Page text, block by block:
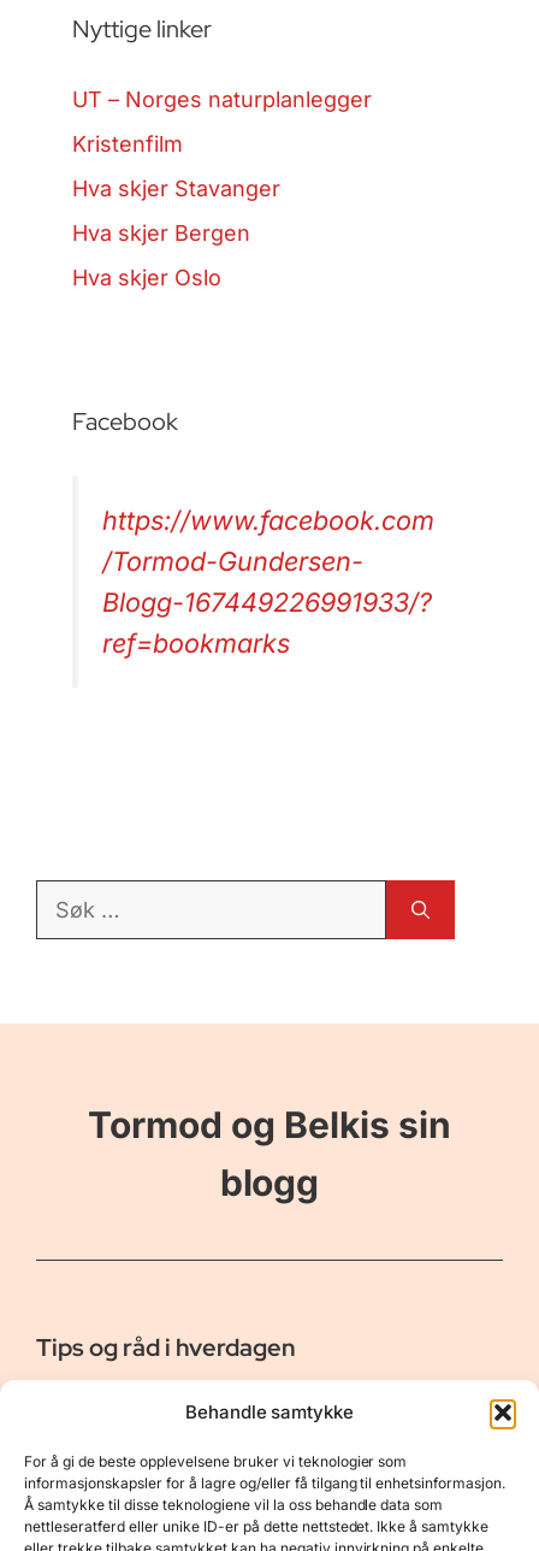
Behandle samtykke
For å gi de beste opplevelsene bruker vi teknologier som
informasjonskapsler for å lagre og/eller få tilgang til enhetsinformasjon.
Å samtykke til disse teknologiene vil la oss behandle data som
nettleseratferd eller unike ID-er på dette nettstedet. Ikke å samtykke
Nyttige linker
UT – Norges naturplanlegger
Kristenfilm
Hva skjer Stavanger
Hva skjer Bergen
Hva skjer Oslo
Facebook
https://www.facebook.com
/Tormod-Gundersen-
Blogg-167449226991933/?
ref=bookmarks
Søk
Tormod og Belkis sin
blogg
Tips og råd i hverdagen
Er vår bloggside hvor vi ønsker å dele våre opplevelser og
gi deg råd og tips innen reiser, hotell - og restauranter,
naturopplevelser, personlig pleie, data, film og bøker m.m.
Nyttige Linker
Om oss
Resurser
Personvernerklæring